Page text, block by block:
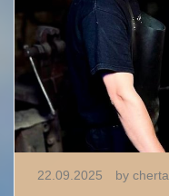
22.09.2025 by cherta